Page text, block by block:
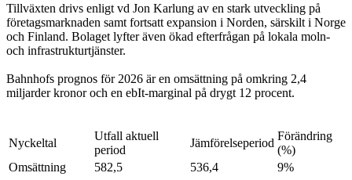
Tillväxten drivs enligt vd Jon Karlung av en stark utveckling på
företagsmarknaden samt fortsatt expansion i Norden, särskilt i Norge
och Finland. Bolaget lyfter även ökad efterfrågan på lokala moln-
och infrastrukturtjänster.
Bahnhofs prognos för 2026 är en omsättning på omkring 2,4
miljarder kronor och en ebIt-marginal på drygt 12 procent.
Nyckeltal
Utfall aktuell
period
Jämförelseperiod
Förändring
(%)
Omsättning
582,5 536,4
9%